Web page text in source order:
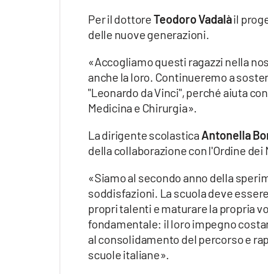
Per il dottoreTeodoro Vadalàil
delle nuove generazioni.
«Accogliamo questi ragazzi nella
anche la loro. Continueremo a
"Leonardo da Vinci", perché aiuta
Medicina e Chirurgia».
La dirigente scolastica Antonella
della collaborazione con l'Ordine dei
«Siamo al secondo anno della
soddisfazioni. La scuola deve
propri talenti e maturare la propria
fondamentale: il loro impegno
al consolidamento del percorso e
scuole italiane».